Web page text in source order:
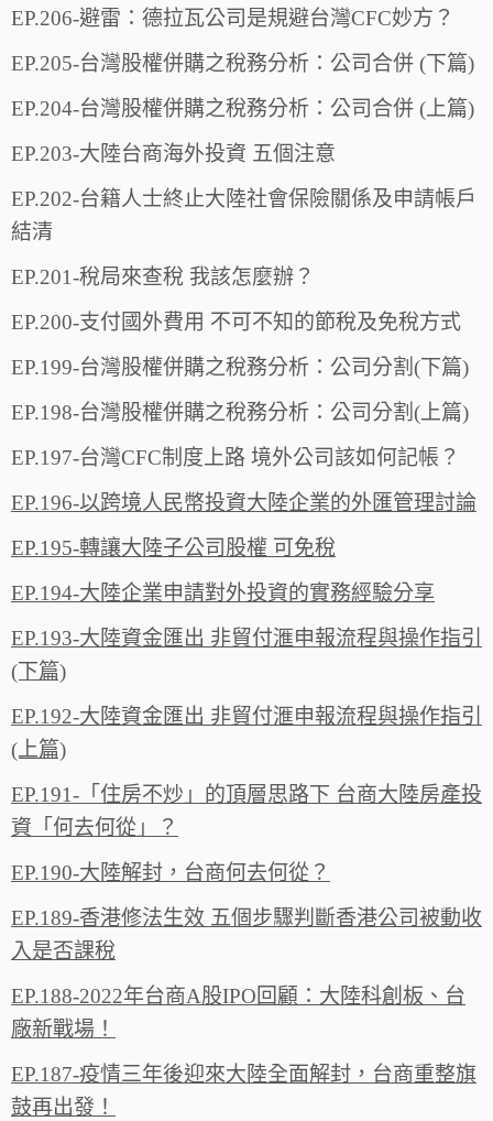
EP.206-避雷：德拉瓦公司是規避台灣CFC妙方？
EP.205-台灣股權併購之稅務分析：公司合併 (下篇)
EP.204-台灣股權併購之稅務分析：公司合併 (上篇)
EP.203-大陸台商海外投資 五個注意
EP.202-台籍人士終止大陸社會保險關係及申請帳戶
結清
EP.201-稅局來查稅 我該怎麼辦？
EP.200-支付國外費用 不可不知的節稅及免稅方式
EP.199-台灣股權併購之稅務分析：公司分割(下篇)
EP.198-台灣股權併購之稅務分析：公司分割(上篇)
EP.197-台灣CFC制度上路 境外公司該如何記帳？
EP.196-以跨境人民幣投資大陸企業的外匯管理討論
EP.195-轉讓大陸子公司股權 可免稅
EP.194-大陸企業申請對外投資的實務經驗分享
EP.193-大陸資金匯出 非貿付滙申報流程與操作指引
(下篇)
EP.192-大陸資金匯出 非貿付滙申報流程與操作指引
(上篇)
EP.191-「住房不炒」的頂層思路下 台商大陸房產投
資「何去何從」？
EP.190-大陸解封，台商何去何從？
EP.189-香港修法生效 五個步驟判斷香港公司被動收
入是否課稅
EP.188-2022年台商A股IPO回顧：大陸科創板、台
廠新戰場！
EP.187-疫情三年後迎來大陸全面解封，台商重整旗
鼓再出發！